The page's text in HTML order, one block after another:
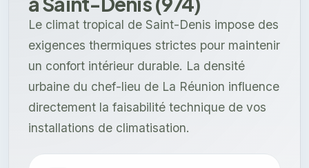
Le climat tropical de Saint-Denis impose des
exigences thermiques strictes pour maintenir
un confort intérieur durable. La densité
urbaine du chef-lieu de La Réunion influence
directement la faisabilité technique de vos
installations de climatisation.